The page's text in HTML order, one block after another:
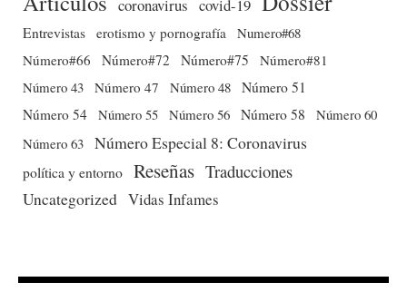
coronavirus covid-19
Entrevistas erotismo y pornografía
Numero#68
Número#66
Número#72 Número#75
Número#81
Número 43 Número 47 Número 48 Número 51
Número 54 Número 55 Número 56 Número 58
Número 60
Número 63 Número Especial 8: Coronavirus
política y entorno Reseñas Traducciones
Uncategorized Vidas Infames